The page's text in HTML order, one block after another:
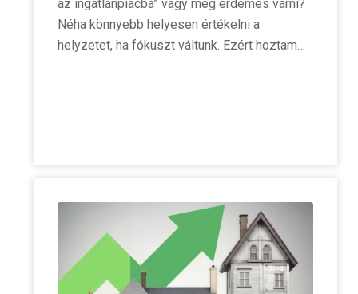
az ingatlanpiacba” vagy még érdemes várni?
Néha könnyebb helyesen értékelni a
helyzetet, ha fókuszt váltunk. Ezért hoztam…